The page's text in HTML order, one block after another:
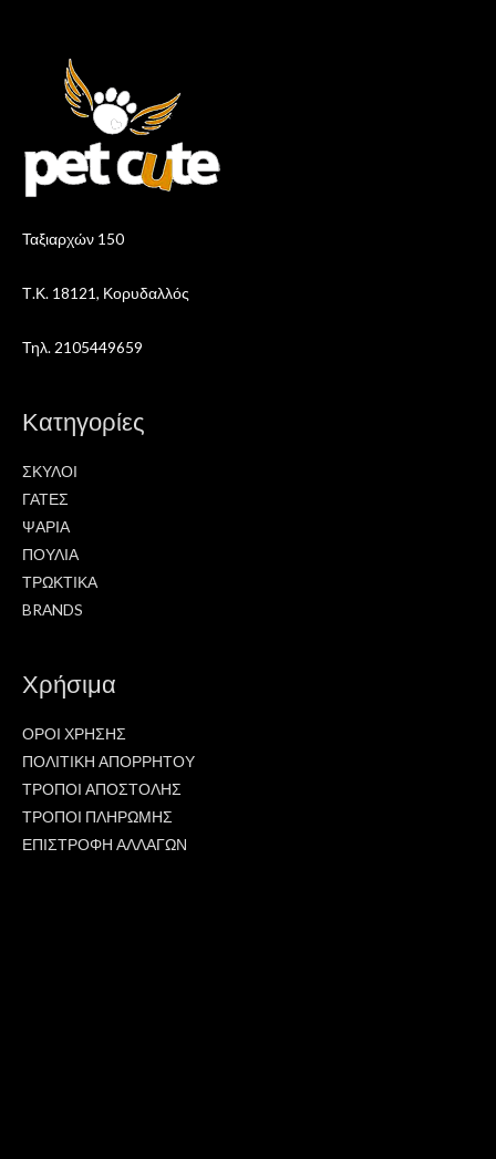
Ταξιαρχών 150
Τ.Κ. 18121, Κορυδαλλός
Τηλ. 2105449659
Κατηγορίες
ΣΚΥΛΟΙ
ΓΑΤΕΣ
ΨΑΡΙΑ
ΠΟΥΛΙΑ
ΤΡΩΚΤΙΚΑ
BRANDS
Χρήσιμα
ΟΡΟΙ ΧΡΗΣΗΣ
ΠΟΛΙΤΙΚΗ ΑΠΟΡΡΗΤΟΥ
ΤΡΟΠΟΙ ΑΠΟΣΤΟΛΗΣ
ΤΡΟΠΟΙ ΠΛΗΡΩΜΗΣ
ΕΠΙΣΤΡΟΦΗ ΑΛΛΑΓΩΝ